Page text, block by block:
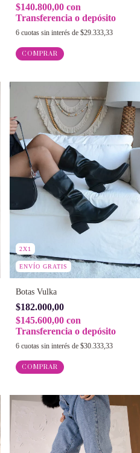
$140.800,00 con
Transferencia o depósito
6 cuotas sin interés de $29.333,33
COMPRAR
2X1
ENVÍO GRATIS
Botas Vulka
$182.000,00
$145.600,00 con
Transferencia o depósito
6 cuotas sin interés de $30.333,33
COMPRAR